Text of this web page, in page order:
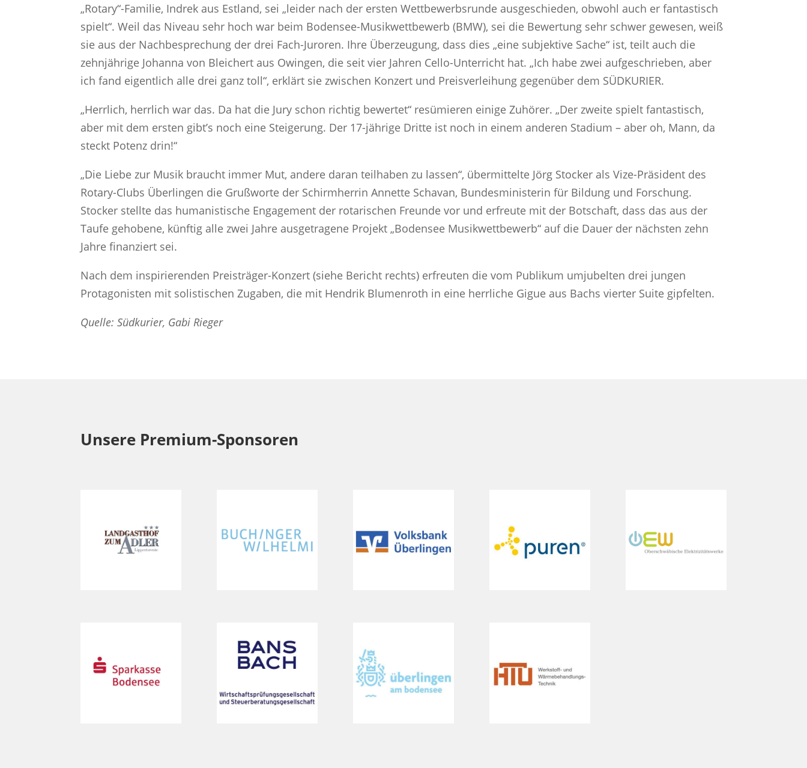
„Rotary“-Familie, Indrek aus Estland, sei „leider nach der ersten Wettbewerbsrunde ausgeschieden, obwohl auch er fantastisch
spielt“. Weil das Niveau sehr hoch war beim Bodensee-Musikwettbewerb (BMW), sei die Bewertung sehr schwer gewesen, weiß
sie aus der Nachbesprechung der drei Fach-Juroren. Ihre Überzeugung, dass dies „eine subjektive Sache“ ist, teilt auch die
zehnjährige Johanna von Bleichert aus Owingen, die seit vier Jahren Cello-Unterricht hat. „Ich habe zwei aufgeschrieben, aber
ich fand eigentlich alle drei ganz toll“, erklärt sie zwischen Konzert und Preisverleihung gegenüber dem SÜDKURIER.
„Herrlich, herrlich war das. Da hat die Jury schon richtig bewertet“ resümieren einige Zuhörer. „Der zweite spielt fantastisch,
aber mit dem ersten gibt’s noch eine Steigerung. Der 17-jährige Dritte ist noch in einem anderen Stadium – aber oh, Mann, da
steckt Potenz drin!“
„Die Liebe zur Musik braucht immer Mut, andere daran teilhaben zu lassen“, übermittelte Jörg Stocker als Vize-Präsident des
Rotary-Clubs Überlingen die Grußworte der Schirmherrin Annette Schavan, Bundesministerin für Bildung und Forschung.
Stocker stellte das humanistische Engagement der rotarischen Freunde vor und erfreute mit der Botschaft, dass das aus der
Taufe gehobene, künftig alle zwei Jahre ausgetragene Projekt „Bodensee Musikwettbewerb“ auf die Dauer der nächsten zehn
Jahre finanziert sei.
Nach dem inspirierenden Preisträger-Konzert (siehe Bericht rechts) erfreuten die vom Publikum umjubelten drei jungen
Protagonisten mit solistischen Zugaben, die mit Hendrik Blumenroth in eine herrliche Gigue aus Bachs vierter Suite gipfelten.
Quelle: Südkurier, Gabi Rieger
Unsere Premium-Sponsoren